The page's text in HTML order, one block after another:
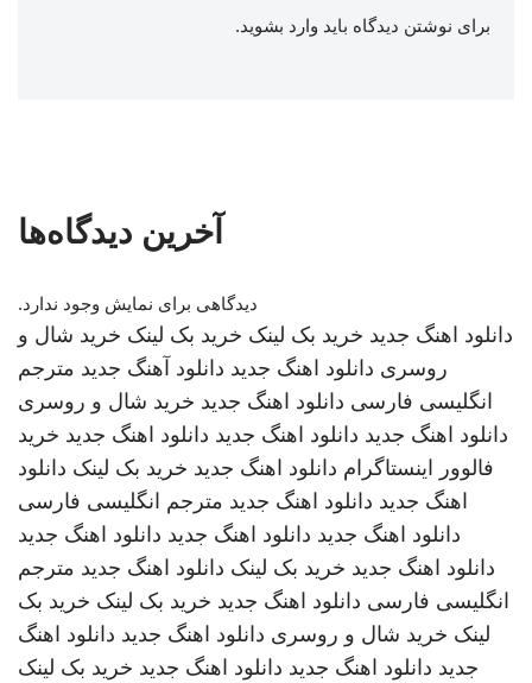
برای نوشتن دیدگاه باید وارد بشوید.
آخرین دیدگاه‌ها
دیدگاهی برای نمایش وجود ندارد.
دانلود اهنگ جدید خرید بک لینک خرید بک لینک خرید شال و
روسری دانلود اهنگ جدید دانلود آهنگ جدید مترجم
انگلیسی فارسی دانلود اهنگ جدید خرید شال و روسری
دانلود اهنگ جدید دانلود اهنگ جدید دانلود اهنگ جدید خرید
فالوور اینستاگرام دانلود اهنگ جدید خرید بک لینک دانلود
اهنگ جدید دانلود اهنگ جدید مترجم انگلیسی فارسی
دانلود اهنگ جدید دانلود اهنگ جدید دانلود اهنگ جدید
دانلود اهنگ جدید خرید بک لینک دانلود اهنگ جدید مترجم
انگلیسی فارسی دانلود اهنگ جدید خرید بک لینک خرید بک
لینک خرید شال و روسری دانلود اهنگ جدید دانلود اهنگ
جدید دانلود اهنگ جدید دانلود اهنگ جدید خرید بک لینک